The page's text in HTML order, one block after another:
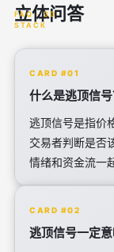
立体问答
CARD #01
什么是逃顶信号
逃顶信号是指价
交易者判断是否
情绪和资金流一
CARD #02
逃顶信号一定